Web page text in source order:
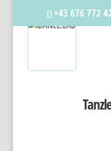
+43 676 772